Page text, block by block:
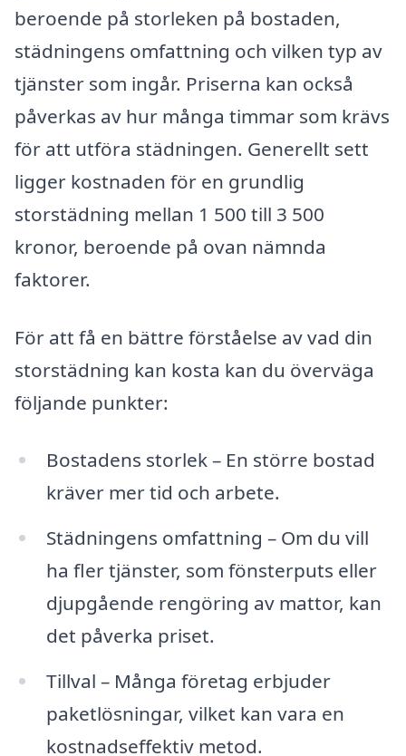
beroende på storleken på bostaden,
städningens omfattning och vilken typ av
tjänster som ingår. Priserna kan också
påverkas av hur många timmar som krävs
för att utföra städningen. Generellt sett
ligger kostnaden för en grundlig
storstädning mellan 1 500 till 3 500
kronor, beroende på ovan nämnda
faktorer.
För att få en bättre förståelse av vad din
storstädning kan kosta kan du överväga
följande punkter:
Bostadens storlek – En större bostad
kräver mer tid och arbete.
Städningens omfattning – Om du vill
ha fler tjänster, som fönsterputs eller
djupgående rengöring av mattor, kan
det påverka priset.
Tillval – Många företag erbjuder
paketlösningar, vilket kan vara en
kostnadseffektiv metod.